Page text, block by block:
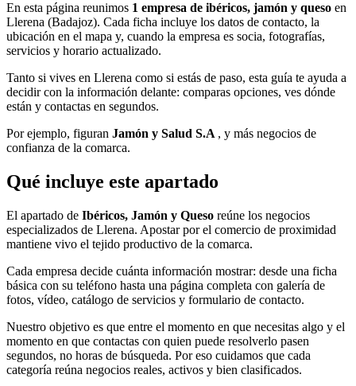
En esta página reunimos 1 empresa de ibéricos, jamón y queso en
Llerena (Badajoz). Cada ficha incluye los datos de contacto, la
ubicación en el mapa y, cuando la empresa es socia, fotografías,
servicios y horario actualizado.
Tanto si vives en Llerena como si estás de paso, esta guía te ayuda a
decidir con la información delante: comparas opciones, ves dónde
están y contactas en segundos.
Por ejemplo, figuran Jamón y Salud S.A , y más negocios de
confianza de la comarca.
Qué incluye este apartado
El apartado de Ibéricos, Jamón y Queso reúne los negocios
especializados de Llerena. Apostar por el comercio de proximidad
mantiene vivo el tejido productivo de la comarca.
Cada empresa decide cuánta información mostrar: desde una ficha
básica con su teléfono hasta una página completa con galería de
fotos, vídeo, catálogo de servicios y formulario de contacto.
Nuestro objetivo es que entre el momento en que necesitas algo y el
momento en que contactas con quien puede resolverlo pasen
segundos, no horas de búsqueda. Por eso cuidamos que cada
categoría reúna negocios reales, activos y bien clasificados.